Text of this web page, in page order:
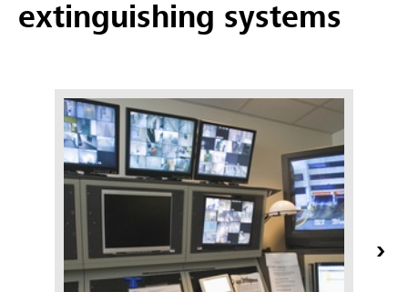
extinguishing systems